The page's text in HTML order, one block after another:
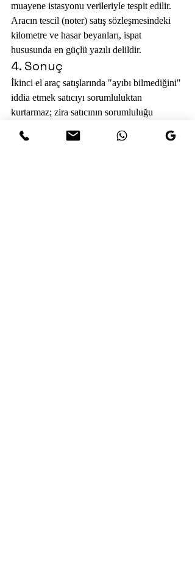
muayene istasyonu verileriyle tespit edilir.
Aracın tescil (noter) satış sözleşmesindeki
kilometre ve hasar beyanları, ispat
hususunda en güçlü yazılı delildir.
4. Sonuç
İkinci el araç satışlarında "ayıbı bilmediğini"
iddia etmek satıcıyı sorumluluktan
kurtarmaz; zira satıcının sorumluluğu
Alıcıların hak kaybına uğramaması adına